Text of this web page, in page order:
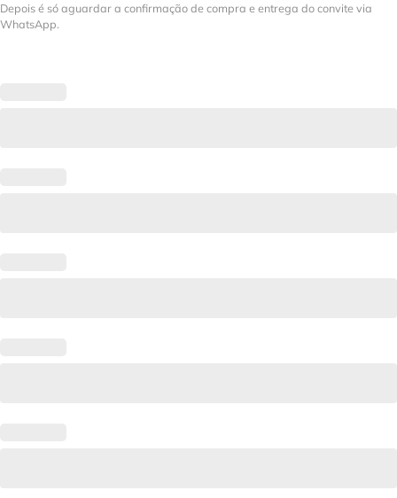
Depois é só aguardar a confirmação de compra e entrega do convite via
WhatsApp.